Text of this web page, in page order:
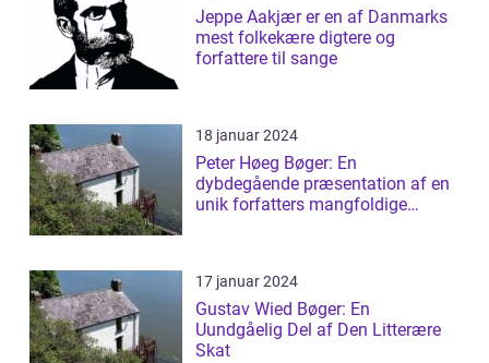
Jeppe Aakjær er en af Danmarks
mest folkekære digtere og
forfattere til sange
18 januar 2024
Peter Høeg Bøger: En
dybdegående præsentation af en
unik forfatters mangfoldige
17 januar 2024
Gustav Wied Bøger: En
Uundgåelig Del af Den Litterære
Skat